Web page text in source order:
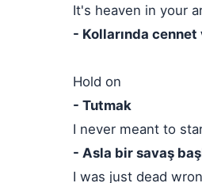
It's heaven in your
- Kollarında cennet
Hold on
- Tutmak
I never meant to
- Asla bir savaş
I was just dead